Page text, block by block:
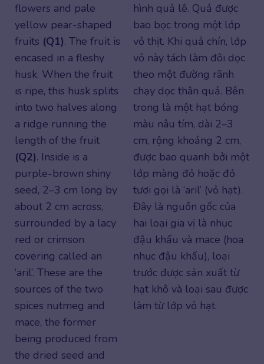
flowers and pale
yellow pear-shaped
fruits (Q1). The fruit is
encased in a fleshy
husk. When the fruit
is ripe, this husk splits
into two halves along
a ridge running the
length of the fruit
(Q2). Inside is a
purple-brown shiny
seed, 2–3 cm long by
about 2 cm across,
surrounded by a lacy
red or crimson
covering called an
‘aril’. These are the
sources of the two
spices nutmeg and
mace, the former
being produced from
the dried seed and
hình quả lê. Quả được
bao bọc trong một lớp
vỏ thịt. Khi quả chín, lớp
vỏ này tách làm đôi dọc
theo một đường rãnh
chạy dọc thân quả. Bên
trong là một hạt bóng
màu nâu tím, dài 2–3
cm, rộng khoảng 2 cm,
được bao quanh bởi một
lớp màng đỏ hoặc đỏ
tươi gọi là ‘aril’ (vỏ hạt).
Đây là nguồn gốc của
hai loại gia vị là nhục
đậu khấu và mace (hoa
nhục đậu khấu), loại
trước được sản xuất từ
hạt khô và loại sau được
làm từ lớp vỏ hạt.